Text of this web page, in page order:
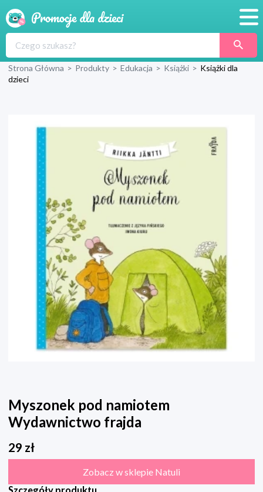
Produkty
Blog
Wyprawka
Strona Główna > Produkty > Edukacja > Książki > Książki dla
dzieci
Myszonek pod namiotem
Wydawnictwo frajda
29 zł
Zobacz w sklepie Natuli